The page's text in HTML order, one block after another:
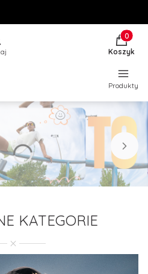
wyszukiwarkę
Koszyk
Produkty
KATEGORIE